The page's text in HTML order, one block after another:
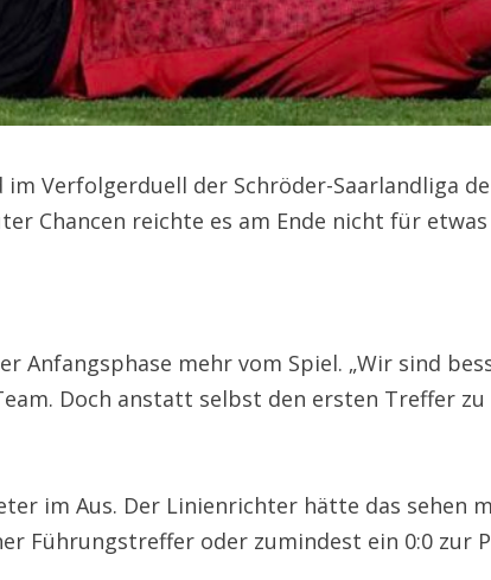
Verfolgerduell der Schröder-Saarlandliga
Chancen reichte es am Ende nicht für etwas
mehr vom Spiel. „Wir sind
Doch anstatt selbst den ersten Treffer
im Aus. Der Linienrichter hätte das sehen
Führungstreffer oder zumindest ein 0:0 zur